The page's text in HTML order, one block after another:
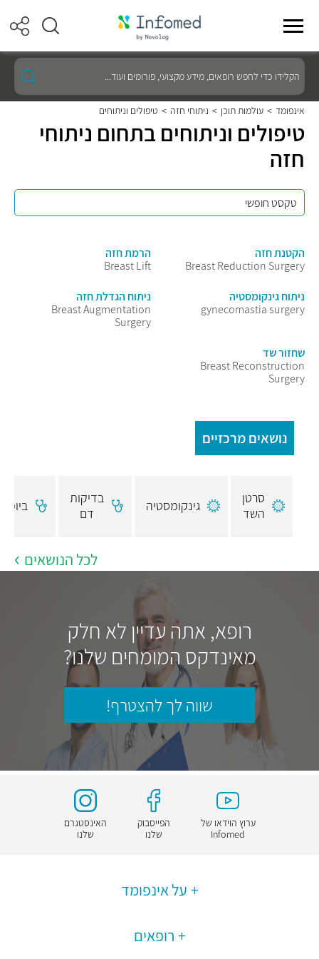
הקלידו
כדי
לחפש
רופאים,
מידע
מקצועי,
פורומים
ועוד...
אינפומד > עולמות תוכן > ניתוחי חזה > טיפולים וניתוחים
טיפולים וניתוחים בתחום ניתוחי
חזה
הקטנת חזה
Breast Reduction Surgery
הרמת חזה
Breast Lift
ניתוח גינקומסטיה
gynecomastia surgery
ניתוח הגדלת חזה
Breast Augmentation
Surgery
שחזור שד
Breast Reconstruction
Surgery
נושאים מרכזיים
סרטן
השד
גינקומסטיה
בדיקות
דם
לכל הנושאים
רופא, אתה עדיין לא חלק
מאינדקס המומחים שלנו?
שווה לך להצטרף!
ערוץ הוידאו של
Infomed
הפייסבוק
שלנו
האינסטגרם
שלנו
על אינפומד
רופאים